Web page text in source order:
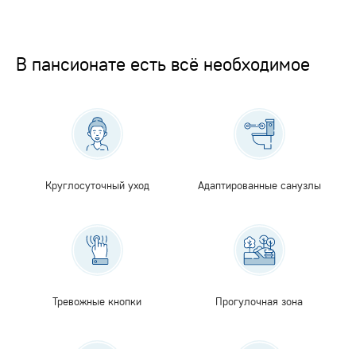
В пансионате есть всё необходимое
Круглосуточный уход Адаптированные санузлы
Тревожные кнопки Прогулочная зона